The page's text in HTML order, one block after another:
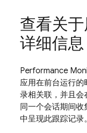
查看关
详细信息
Performance
应用在前台运行
录相关联，并且会
同一个会话期间
中呈现此跟踪记录。